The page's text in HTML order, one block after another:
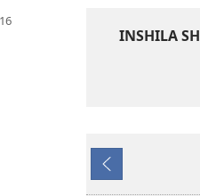
INSHILA
Icifumineko